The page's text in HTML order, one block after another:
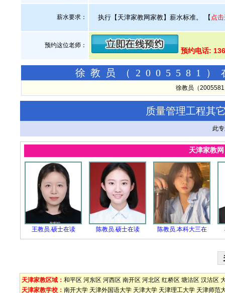
薪水要求： 执行【天津家教网家教】薪水标准。 【 点
预约这位老师：
预约电话:
徐教员（2005581）
徐教员（
质量管理工程其
此
天津家教
王教员.硕士在读 陈教员.硕士在读 陈教员.本科大三在
天津家教区域： 和平区 河东区 河西区 南开区 河北区 红桥区 塘沽区 汉沽区
天津家教学校： 南开大学 天津外国语大学 天津大学 天津理工大学 天津师范